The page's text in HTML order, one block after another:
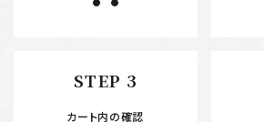
STEP 3
カート内の確認